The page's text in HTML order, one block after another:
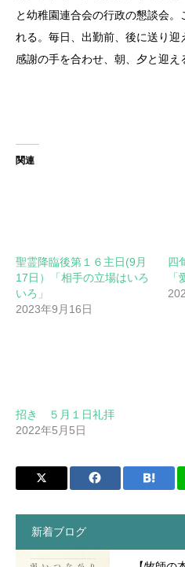
と幼稚園連合会の行政の懇談会
れる。毎日、出勤前、後に送り
感謝の手を合わせ、朝、夕と迎え
関連
聖霊降臨後第１６主日(9月
17日）「相手の立場はいろ
いろ」
2023年9月16日
四
招き ５月１日礼拝
2022年5月5日
新着ブログ